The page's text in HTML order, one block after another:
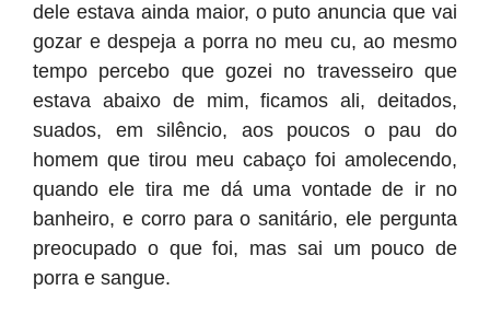
dele estava ainda maior, o puto anuncia que vai
gozar e despeja a porra no meu cu, ao mesmo
tempo percebo que gozei no travesseiro que
estava abaixo de mim, ficamos ali, deitados,
suados, em silêncio, aos poucos o pau do
homem que tirou meu cabaço foi amolecendo,
quando ele tira me dá uma vontade de ir no
banheiro, e corro para o sanitário, ele pergunta
preocupado o que foi, mas sai um pouco de
porra e sangue.